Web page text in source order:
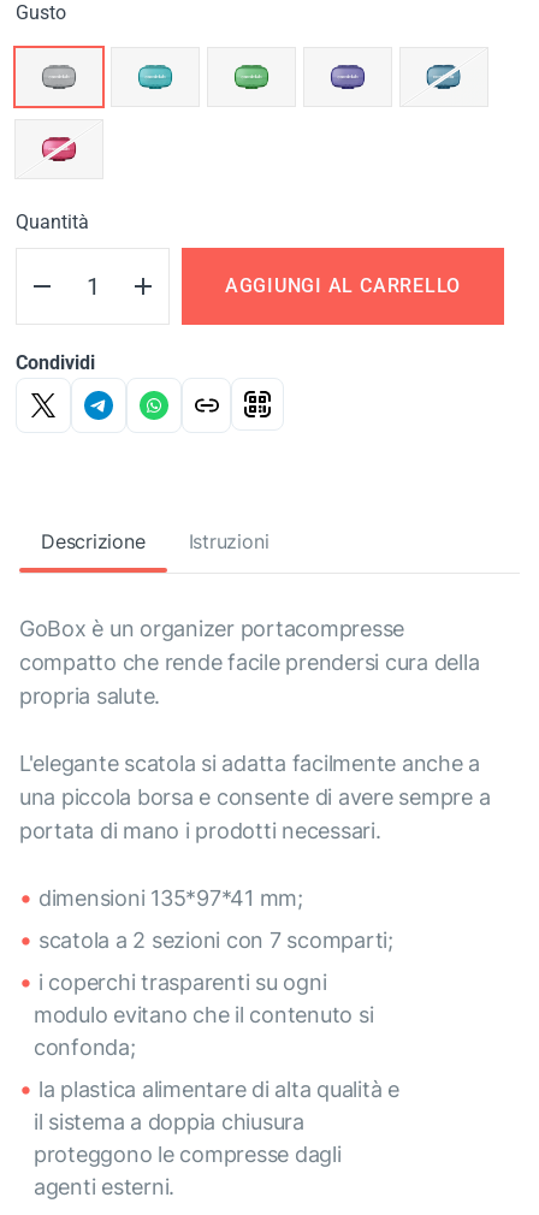
Gusto
Quantità
AGGIUNGI AL CARRELLO
Condividi
Descrizione Istruzioni
GoBox è un organizer portacompresse
compatto che rende facile prendersi cura della
propria salute.
L'elegante scatola si adatta facilmente anche a
una piccola borsa e consente di avere sempre a
portata di mano i prodotti necessari.
dimensioni 135*97*41 mm;
scatola a 2 sezioni con 7 scomparti;
i coperchi trasparenti su ogni
modulo evitano che il contenuto si
confonda;
la plastica alimentare di alta qualità e
il sistema a doppia chiusura
proteggono le compresse dagli
agenti esterni.